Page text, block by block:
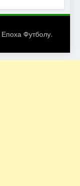
Епоха Футболу.